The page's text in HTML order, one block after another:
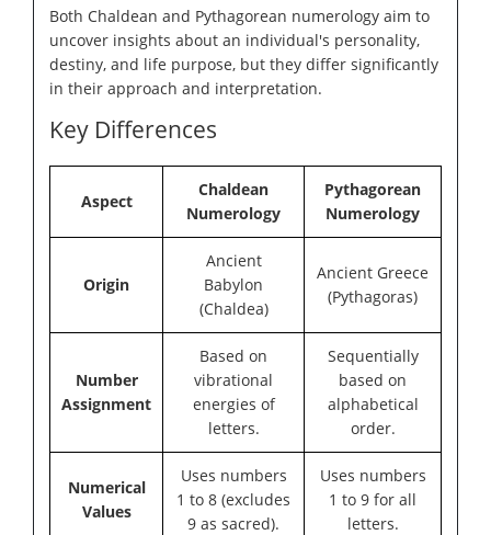
Both Chaldean and Pythagorean numerology aim to
uncover insights about an individual's personality,
destiny, and life purpose, but they differ significantly
in their approach and interpretation.
Key Differences
Aspect
Chaldean
Numerology
Pythagorean
Numerology
Origin
Ancient
Babylon
(Chaldea)
Ancient Greece
(Pythagoras)
Number
Assignment
Based on
vibrational
energies of
letters.
Sequentially
based on
alphabetical
order.
Numerical
Values
Uses numbers
1 to 8 (excludes
9 as sacred).
Uses numbers
1 to 9 for all
letters.